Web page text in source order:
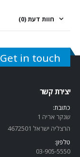
חוות דעת (0)
Get in touch
יצירת קשר
כתובת:
שנקר אריה 1
הרצליה ישראל 4672501
טלפון:
03-905-5550